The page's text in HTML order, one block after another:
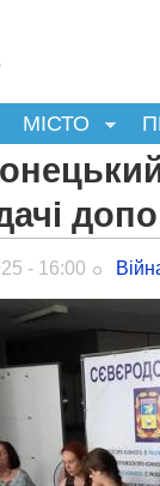
МІСТО
- 16:00